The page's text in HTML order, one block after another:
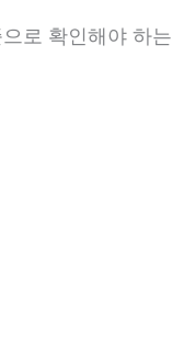
로 확인해야 하는